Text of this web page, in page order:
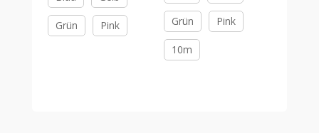
Grün Pink Grün Pink
10m